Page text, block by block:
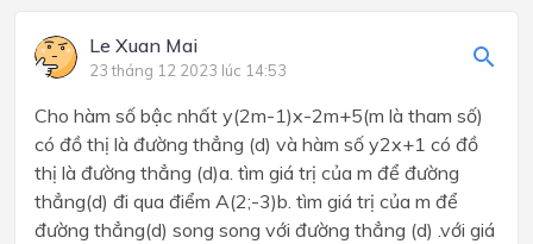
Le Xuan Mai
23 tháng 12 2023 lúc 14:53
Cho hàm số bậc nhất y(2m-1)x-2m+5(m là tham số)
có đồ thị là đường thẳng (d) và hàm số y2x+1 có đồ
thị là đường thẳng (d)a. tìm giá trị của m để đường
thẳng(d) đi qua điểm A(2;-3)b. tìm giá trị của m để
đường thẳng(d) song song với đường thẳng (d) .với giá